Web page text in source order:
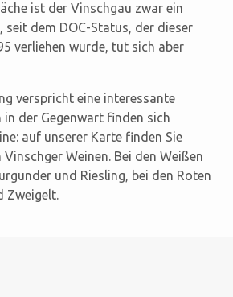
ist der Vinschgau zwar ein
seit dem DOC-Status, der dieser
verliehen wurde, tut sich aber
verspricht eine interessante
der Gegenwart finden sich
auf unserer Karte finden Sie
Weinen. Bei den Weißen
und Riesling, bei den Roten
Zweigelt.